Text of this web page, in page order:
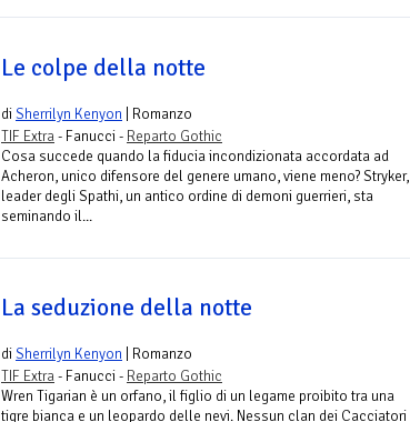
Le colpe della notte
diSherrilyn Kenyon | Romanzo
TIF Extra- Fanucci - Reparto Gothic
Cosa succede quando la fiducia incondizionata accordata ad
Acheron, unico difensore del genere umano, viene meno? Stryker,
leader degli Spathi, un antico ordine di demoni guerrieri, sta
seminando il...
La seduzione della notte
diSherrilyn Kenyon | Romanzo
TIF Extra- Fanucci - Reparto Gothic
Wren Tigarian è un orfano, il figlio di un legame proibito tra una
tigre bianca e un leopardo delle nevi. Nessun clan dei Cacciatori